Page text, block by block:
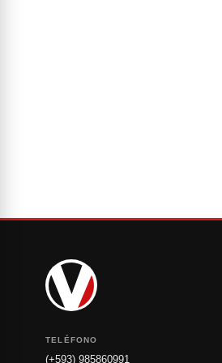
TELÉFONO
(+593) 985860991